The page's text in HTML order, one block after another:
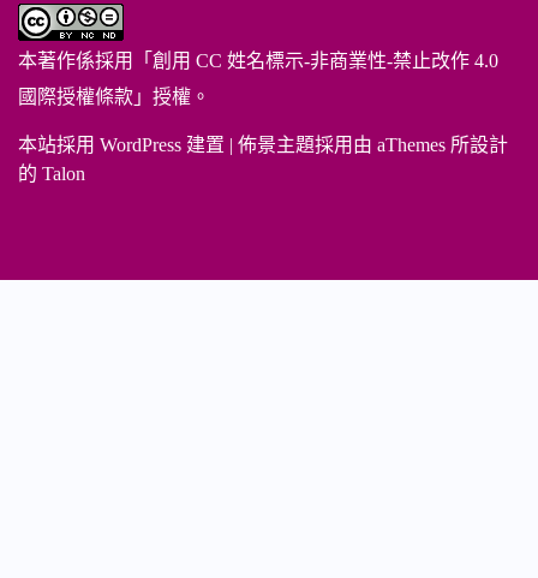
本著作係採用「 創用 CC 姓名標示-非商業性-禁止改作 4.0
國際授權條款 」授權。
本站採用 WordPress 建置 | 佈景主題採用由 aThemes 所設計
的 Talon